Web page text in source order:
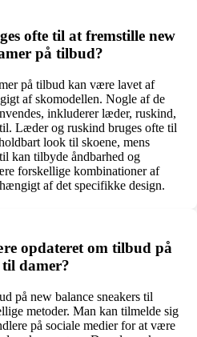
ofte til at fremstille new
på tilbud?
på tilbud kan være lavet af
af skomodellen. Nogle af de
inkluderer læder, ruskind,
Læder og ruskind bruges ofte til
look til skoene, mens
kan tilbyde åndbarhed og
forskellige kombinationer af
af det specifikke design.
opdateret om tilbud på
til damer?
på new balance sneakers til
metoder. Man kan tilmelde sig
på sociale medier for at være